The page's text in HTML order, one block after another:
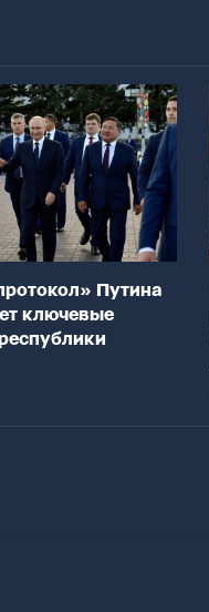
Путина
ключевые